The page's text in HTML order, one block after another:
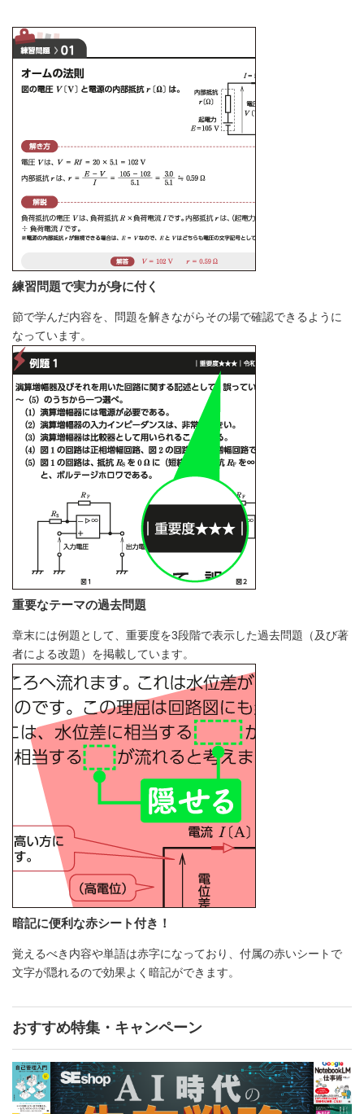
練習問題で実力が身に付く
節で学んだ内容を、問題を解きながらその場で確認できるように
なっています。
重要なテーマの過去問題
章末には例題として、重要度を3段階で表示した過去問題（及び著
者による改題）を掲載しています。
暗記に便利な赤シート付き！
覚えるべき内容や単語は赤字になっており、付属の赤いシートで
文字が隠れるので効果よく暗記ができます。
おすすめ特集・キャンペーン